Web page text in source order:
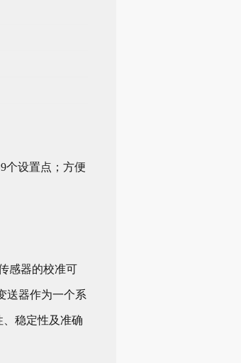
个设置点；方便
感器的校准可
送器作为一个系
、稳定性及准确